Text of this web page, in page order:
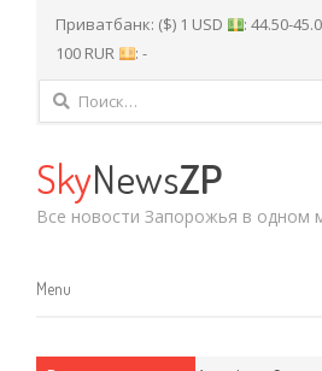
Приватбанк: ($) 1 USD : 44.50-
100 RUR
: -
Найти:
SkyNewsZP
Все новости Запорожья в одном
Menu
Menu